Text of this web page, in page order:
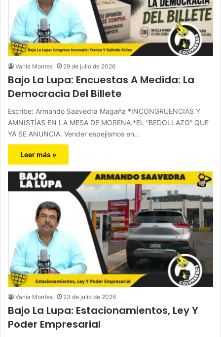
Vania Montes 29 de julio de 2026
Bajo La Lupa: Encuestas A Medida: La
Democracia Del Billete
Escribe: Armando Saavedra Magaña *INCONGRUENCIAS Y
AMNISTÍAS EN LA MESA DE MORENA.*EL “BEDOLLAZO” QUE
YA SE ANUNCIA. Vender espejismos en…
Leer más »
Vania Montes 23 de julio de 2026
Bajo La Lupa: Estacionamientos, Ley Y
Poder Empresarial